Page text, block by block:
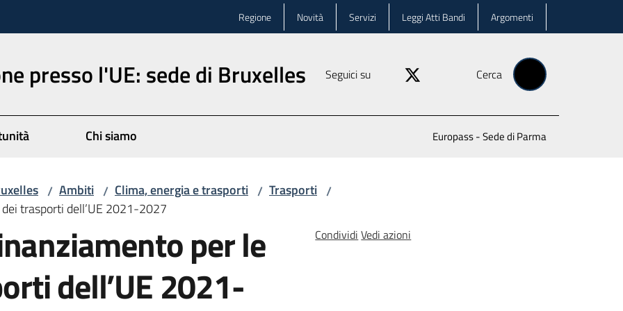
Regione Novità Servizi Leggi Atti Bandi Argomenti
presso l'UE: sede di Bruxelles Seguici su Cerca
Chi siamo Europass - Sede di Parma
/ Ambiti / Clima, energia e trasporti / Trasporti /
trasporti dell’UE 2021-2027
per le
dell’UE 2021-
Condividi Vedi azioni